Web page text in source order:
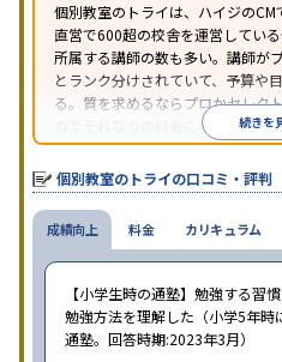
個別教室のトライは、ハイジの
直営で600超の校舎を運営してい
所属する講師の数も多い。講師が
とランク分けされていて、予算や
る。質を求めるならプロかセレク
のでそれなりの料金になる。続きを
個別教室のトライの口コミ・評判
成績向上
【小学生時の通塾】勉強する習慣
勉強方法を理解した（小学5年時
通塾。回答時期:2023年3月）
料金 カリキュラム